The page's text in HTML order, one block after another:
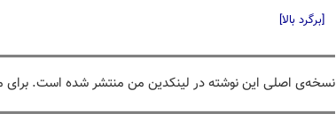
[برگرد بالا]
نسخه‌ی اصلی این نوشته در لینکدین من منتشر شده است. برای